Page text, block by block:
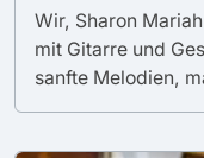
Wir, Sharon
mit Gitarre und
sanfte Melodien,